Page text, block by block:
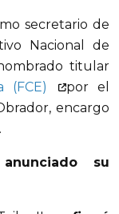
secretario de
Nacional de
titular
(FCE)
por el
encargo
su